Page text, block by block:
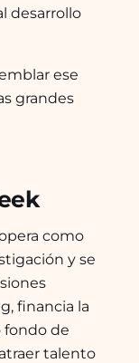
desarrollo
ese
grandes
como
y se
financia la
fondo de
talento